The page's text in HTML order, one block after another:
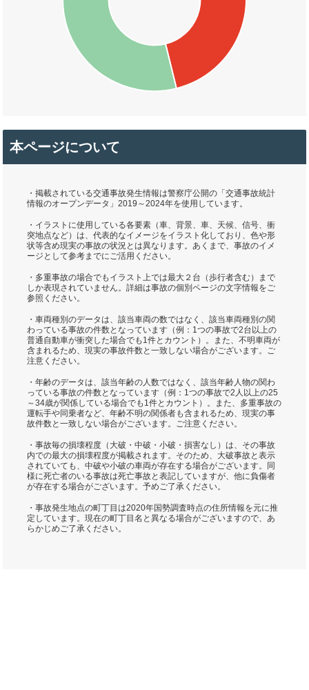
本ページについて
・掲載されている交通事故発生情報は警察庁公開の「交通事故統計
情報のオープンデータ」2019～2024年を使用しています。
・イラストに使用している各要素（車、背景、車、天候、信号、衝
突地点など）は、代表的なイメージをイラスト化しており、色や形
状等含め現実の事故の状況とは異なります。あくまで、事故のイメ
ージとして参考までにご活用ください。
・多重事故の場合でもイラスト上では最大２台（歩行者含む）まで
しか表現されていません。詳細は事故の個別ページの文字情報をご
参照ください。
・車両種別のデータは、該当車両の数ではなく、該当車両種別の関
わっている事故の件数となっています（例：1つの事故で2台以上の
普通自動車が衝突した場合でも1件とカウント）。また、不明車両が
含まれるため、現実の事故件数と一致しない場合がございます。ご
注意ください。
・年齢のデータは、該当年齢の人数ではなく、該当年齢人物の関わ
っている事故の件数となっています（例：1つの事故で2人以上の25
～34歳が関係している場合でも1件とカウント）。また、多重事故の
運転手や同乗者など、年齢不明の関係者も含まれるため、現実の事
故件数と一致しない場合がございます。ご注意ください。
・事故毎の損壊程度（大破・中破・小破・損害なし）は、その事故
内での最大の損壊程度が掲載されます。そのため、大破事故と表示
されていても、中破や小破の車両が存在する場合がございます。同
様に死亡者のいる事故は死亡事故と表記していますが、他に負傷者
が存在する場合がございます。予めご了承ください。
・事故発生地点の町丁目は2020年国勢調査時点の住所情報を元に推
定しています。現在の町丁目名と異なる場合がございますので、あ
らかじめご了承ください。